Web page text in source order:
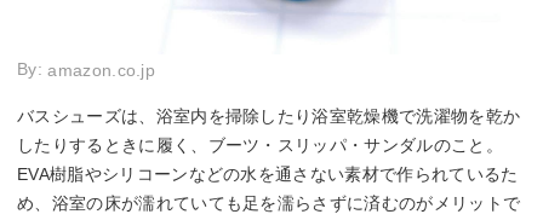
By:amazon.co.jp
バスシューズは、浴室内を掃除したり浴室乾燥機で洗濯物を乾か
したりするときに履く、ブーツ・スリッパ・サンダルのこと。
EVA樹脂やシリコーンなどの水を通さない素材で作られているた
め、浴室の床が濡れていても足を濡らさずに済むのがメリットで